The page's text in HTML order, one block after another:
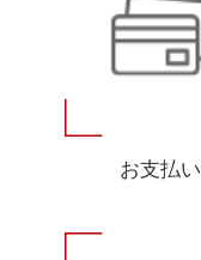
お支払い